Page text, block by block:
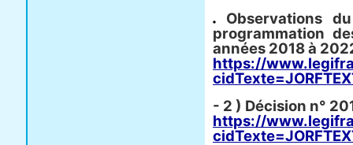
Observations
programmation
années 2018 à
https://
- 2 ) Décision n°
https://